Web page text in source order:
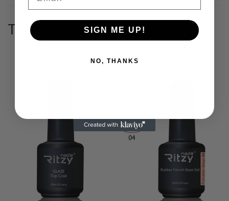
Tutustu myösSIGN ME UP!
NO, THANKS